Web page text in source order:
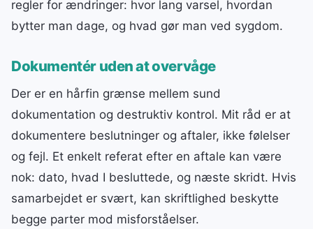
regler for ændringer: hvor lang varsel, hvordan
bytter man dage, og hvad gør man ved sygdom.
Dokumentér uden at overvåge
Der er en hårfin grænse mellem sund
dokumentation og destruktiv kontrol. Mit råd er at
dokumentere beslutninger og aftaler, ikke følelser
og fejl. Et enkelt referat efter en aftale kan være
nok: dato, hvad I besluttede, og næste skridt. Hvis
samarbejdet er svært, kan skriftlighed beskytte
begge parter mod misforståelser.